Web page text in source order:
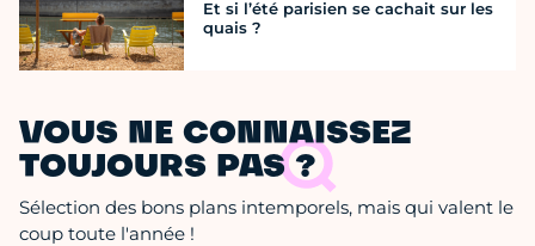
Et si l’été parisien se cachait sur les
quais ?
VOUS NE CONNAISSEZ
TOUJOURS PAS ?
Sélection des bons plans intemporels, mais qui valent le
coup toute l'année !